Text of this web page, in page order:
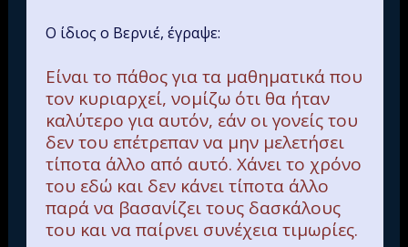
Ο ίδιος ο Βερνιέ, έγραψε:
Είναι το πάθος για τα μαθηματικά που
τον κυριαρχεί, νομίζω ότι θα ήταν
καλύτερο για αυτόν, εάν οι γονείς του
δεν του επέτρεπαν να μην μελετήσει
τίποτα άλλο από αυτό. Χάνει το χρόνο
του εδώ και δεν κάνει τίποτα άλλο
παρά να βασανίζει τους δασκάλους
του και να παίρνει συνέχεια τιμωρίες.